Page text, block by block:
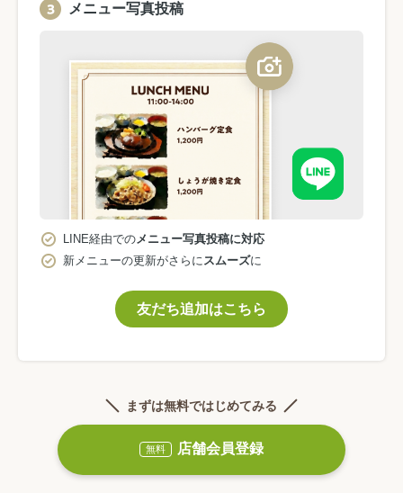
メニュー写真投稿
LINE経由での メニュー写真投稿に対応
新メニューの更新がさらに スムーズに
友だち追加はこちら
まずは無料ではじめてみる
無料 店舗会員登録